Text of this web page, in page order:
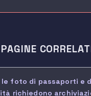
PAGINE
le foto di passaporti e
richiedono